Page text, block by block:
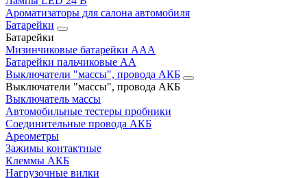
Ароматизаторы для салона автомобиля
Батарейки
Батарейки
Мизинчиковые батарейки AAA
Батарейки пальчиковые АА
Выключатели "массы", провода АКБ
Выключатели "массы", провода АКБ
Выключатель массы
Автомобильные тестеры пробники
Соединительные провода АКБ
Ареометры
Зажимы контактные
Клеммы АКБ
Нагрузочные вилки